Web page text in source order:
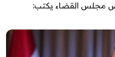
مجلس القضاء يكتب: